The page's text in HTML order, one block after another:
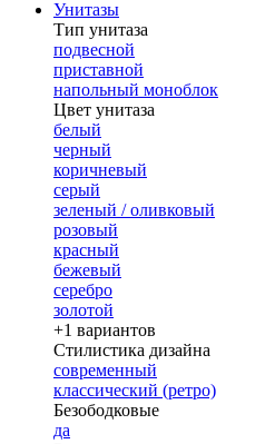
Унитазы
Тип унитаза
подвесной
приставной
напольный моноблок
Цвет унитаза
белый
черный
коричневый
серый
зеленый / оливковый
розовый
красный
бежевый
серебро
золотой
+1 вариантов
Стилистика дизайна
современный
классический (ретро)
Безободковые
да